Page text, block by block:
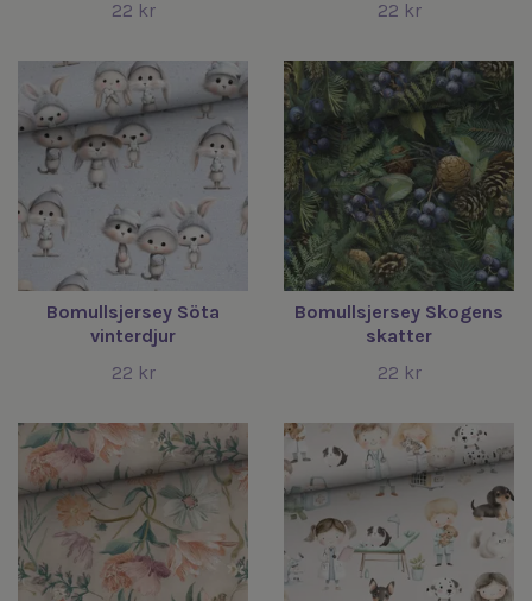
22 kr
22 kr
Bomullsjersey Söta
vinterdjur
22 kr
Bomullsjersey Skogens
skatter
22 kr